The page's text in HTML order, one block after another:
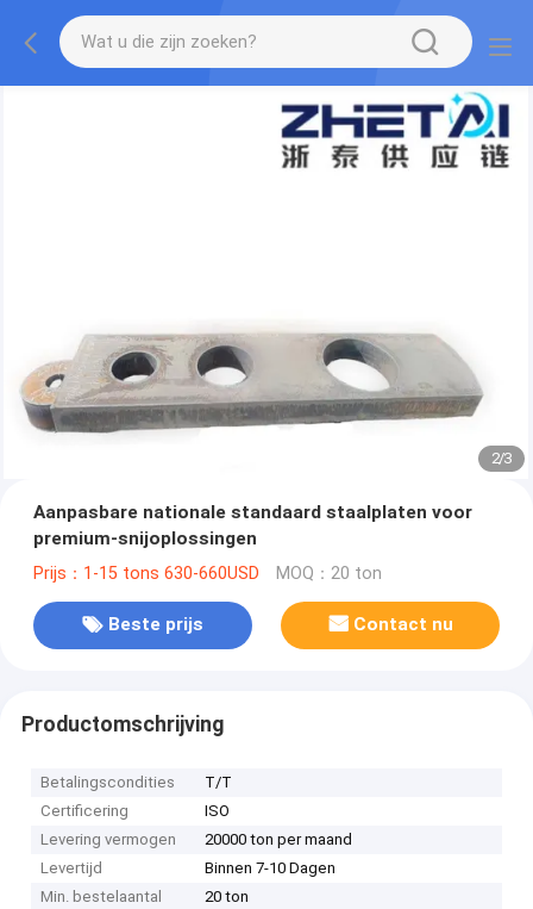
2/3
Aanpasbare nationale standaard staalplaten voor
premium-snijoplossingen
Prijs：1-15 tons 630-660USD MOQ：20 ton
Beste prijs Contact nu
Productomschrijving
Betalingscondities
T/T
Certificering
ISO
Levering vermogen
20000 ton per maand
Levertijd
Binnen 7-10 Dagen
Min. bestelaantal
20 ton